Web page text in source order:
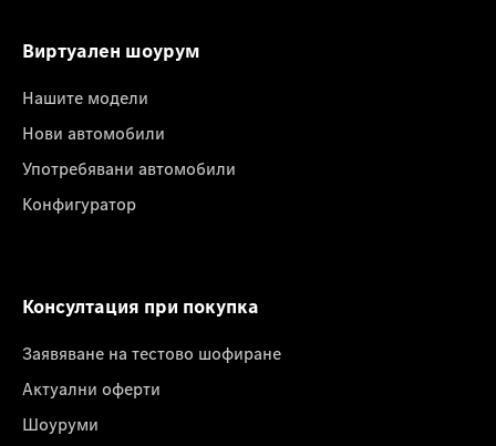
Виртуален шоурум
Нашите модели
Нови автомобили
Употребявани автомобили
Конфигуратор
Консултация при покупка
Заявяване на тестово шофиране
Актуални оферти
Шоуруми